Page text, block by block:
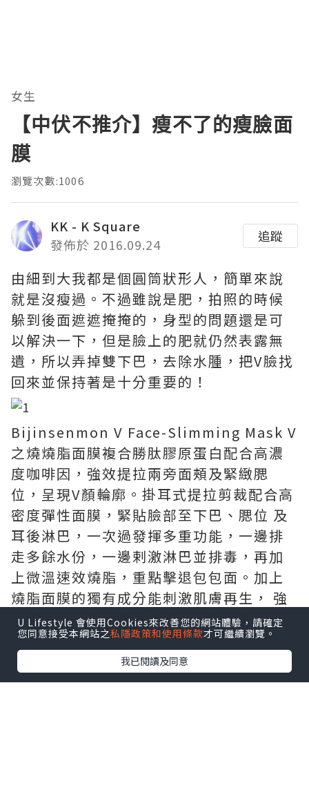
女生
【中伏不推介】瘦不了的瘦臉面
膜
瀏覽次數:1006
KK - K Square
發佈於 2016.09.24
追蹤
由細到大我都是個圓筒狀形人，簡單來說
就是沒瘦過。不過雖說是肥，拍照的時候
躲到後面遮遮掩掩的，身型的問題還是可
以解決一下，但是臉上的肥就仍然表露無
遺，所以弄掉雙下巴，去除水腫，把V臉找
回來並保持著是十分重要的！
Bijinsenmon V Face-Slimming Mask V
之燒燒脂面膜複合勝肽膠原蛋白配合高濃
度咖啡因，強效提拉兩旁面頰及緊緻腮
位，呈現V顏輪廓。掛耳式提拉剪裁配合高
密度彈性面膜，緊貼臉部至下巴、腮位 及
耳後淋巴，一次過發揮多重功能，一邊排
走多餘水份，一邊剌激淋巴並排毒，再加
上微溫速效燒脂，重點擊退包包面。加上
燒脂面膜的獨有成分能刺激肌膚再生， 強
化彈力，令面部肌膚更緊緻，突出面部輪
廓，締造迷人V臉。
U Lifestyle 會使用Cookies來改善您的網站體驗，請確定
您同意接受本網站之私隱政策和使用條款才可繼續瀏覽。
我已閱讀及同意